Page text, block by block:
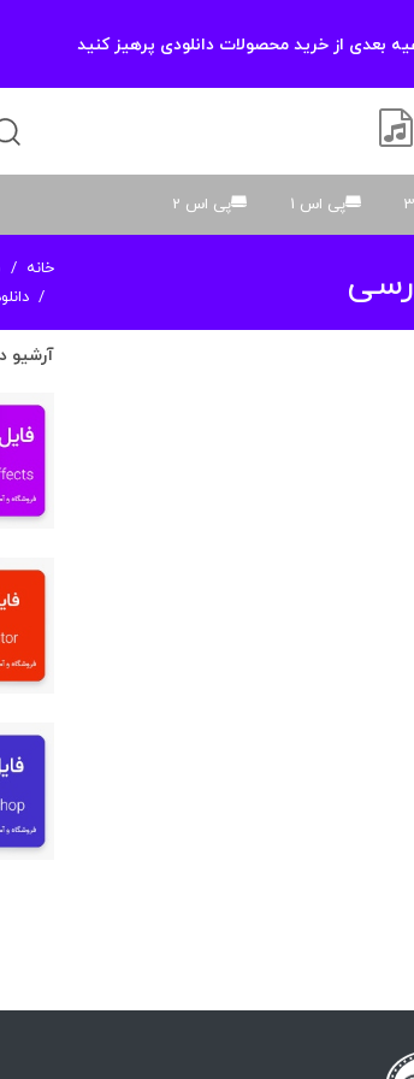
بعدی از خرید محصولات دانلودی پرهیز کنید
و صدا
پی اس 1 پی اس 2
خانه
دانلود
آرشیو